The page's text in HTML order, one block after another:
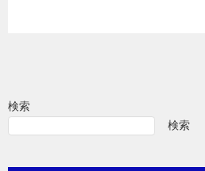
検索
検索